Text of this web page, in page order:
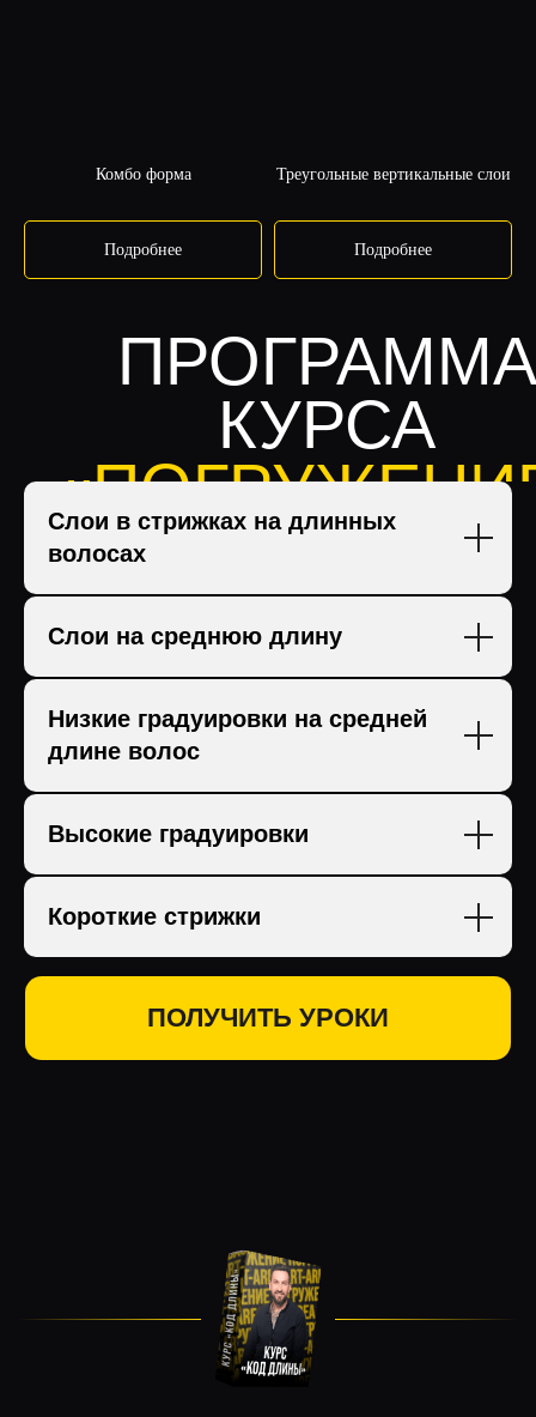
Комбо форма
Подробнее
Треугольные вертикальные слои
Подробнее
Слои в стрижках на длинных
волосах
Слои на среднюю длину
Низкие градуировки на средней
длине волос
Высокие градуировки
Короткие стрижки